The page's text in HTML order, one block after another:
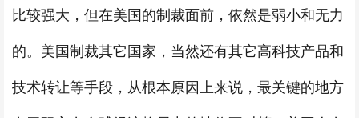
比较强大，但在美国的制裁面前，依然是弱小和无力
的。美国制裁其它国家，当然还有其它高科技产品和
技术转让等手段，从根本原因上来说，最关键的地方